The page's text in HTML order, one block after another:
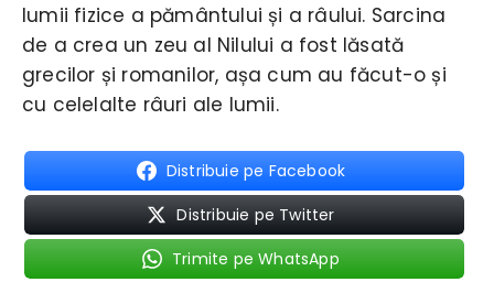
lumii fizice a pământului și a râului. Sarcina
de a crea un zeu al Nilului a fost lăsată
grecilor și romanilor, așa cum au făcut-o și
cu celelalte râuri ale lumii.
Distribuie pe Facebook
Distribuie pe Twitter
Trimite pe WhatsApp